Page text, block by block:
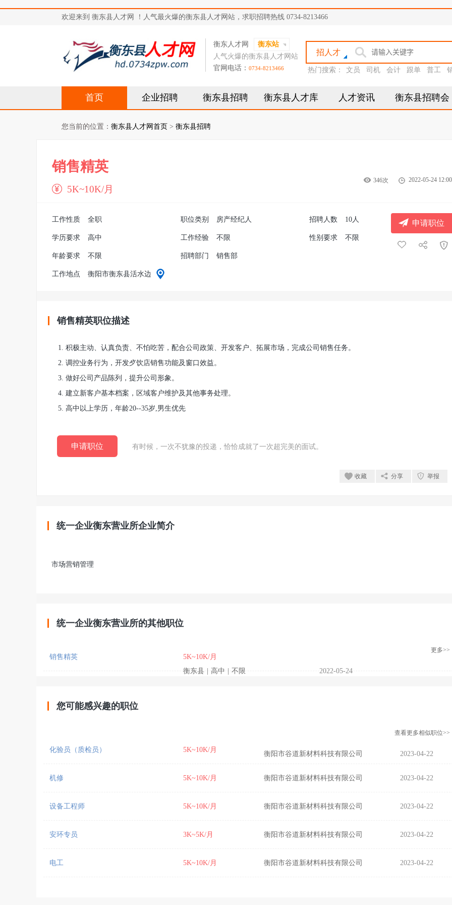
欢迎来到 衡东县人才网 ！人气最火爆的衡东县人才网站，求职招聘热线 0734-8213466
衡东人才网
衡东站
人气火爆的衡东县人才网站
官网电话： 0734-8213466
招人才
热门搜索： 文员 司机 会计 跟单 普工
首页 企业招聘 衡东县招聘 衡东县人才库 人才资讯 衡东县招聘会
您当前的位置： 衡东县人才网首页 > 衡东县招聘
2022-05-24
346次
销售精英
5K~10K/月
申请职位
工作性质 全职 职位类别 房产经纪人 招聘人数 10人
学历要求 高中 工作经验 不限 性别要求 不限
年龄要求 不限 招聘部门 销售部
工作地点 衡阳市衡东县活水边
销售精英职位描述
1. 积极主动、认真负责、不怕吃苦，配合公司政策、开发客户、拓展市场，完成公司销售任务。
2. 调控业务行为，开发歺饮店销售功能及窗口效益。
3. 做好公司产品陈列，提升公司形象。
4. 建立新客户基本档案，区域客户维护及其他事务处理。
5. 高中以上学历，年龄20--35岁,男生优先
申请职位 有时候，一次不犹豫的投递，恰恰成就了一次超完美的面试。
收藏 分享 举报
统一企业衡东营业所企业简介
市场营销管理
统一企业衡东营业所的其他职位
更多>>
销售精英
5K~10K/月
衡东县
高中 不限 2022-05-24
您可能感兴趣的职位
查看更多相似职位>>
化验员（质检员） 5K~10K/月
衡阳市谷道新材料科技有限公司 2023-04-22
机修 5K~10K/月 衡阳市谷道新材料科技有限公司 2023-04-22
设备工程师 5K~10K/月 衡阳市谷道新材料科技有限公司 2023-04-22
安环专员 3K~5K/月 衡阳市谷道新材料科技有限公司 2023-04-22
电工 5K~10K/月 衡阳市谷道新材料科技有限公司 2023-04-22